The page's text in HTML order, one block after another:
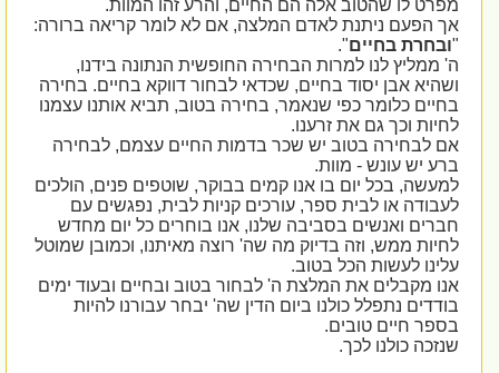
מפרט לו שהטוב אלה הם החיים, והרע זהו המוות.
אך הפעם ניתנת לאדם המלצה, אם לא לומר קריאה ברורה:
ובחרת בחיים".
ה' ממליץ לנו למרות הבחירה החופשית הנתונה בידנו,
ושהיא אבן יסוד בחיים, שכדאי לבחור דווקא בחיים. בחירה
בחיים כלומר כפי שנאמר, בחירה בטוב, תביא אותנו עצמנו
לחיות וכך גם את זרענו.
אם לבחירה בטוב יש שכר בדמות החיים עצמם, לבחירה
ברע יש עונש - מוות.
למעשה, בכל יום בו אנו קמים בבוקר, שוטפים פנים, הולכים
לעבודה או לבית ספר, עורכים קניות לבית, נפגשים עם
חברים ואנשים בסביבה שלנו, אנו בוחרים כל יום מחדש
לחיות ממש, וזה בדיוק מה שה' רוצה מאיתנו, וכמובן שמוטל
עלינו לעשות הכל בטוב.
אנו מקבלים את המלצת ה' לבחור בטוב ובחיים ובעוד ימים
בודדים נתפלל כולנו ביום הדין שה' יבחר עבורנו להיות
בספר חיים טובים.
שנזכה כולנו לכך.